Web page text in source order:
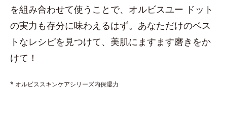
を組み合わせて使うことで、オルビスユー ドット
の実力も存分に味わえるはず。あなただけのベス
トなレシピを見つけて、美肌にますます磨きをか
けて！
* オルビススキンケアシリーズ内保湿力